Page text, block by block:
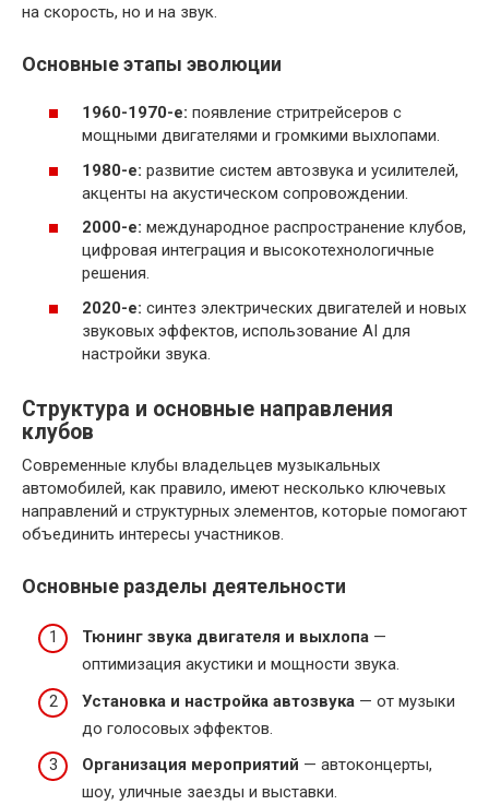
на скорость, но и на звук.
Основные этапы эволюции
1960-1970-е: появление стритрейсеров с
мощными двигателями и громкими выхлопами.
1980-е: развитие систем автозвука и усилителей,
акценты на акустическом сопровождении.
2000-е: международное распространение клубов,
цифровая интеграция и высокотехнологичные
решения.
2020-е: синтез электрических двигателей и новых
звуковых эффектов, использование AI для
настройки звука.
Структура и основные направления
клубов
Современные клубы владельцев музыкальных
автомобилей, как правило, имеют несколько ключевых
направлений и структурных элементов, которые помогают
объединить интересы участников.
Основные разделы деятельности
Тюнинг звука двигателя и выхлопа —
оптимизация акустики и мощности звука.
Установка и настройка автозвука — от музыки
до голосовых эффектов.
Организация мероприятий — автоконцерты,
шоу, уличные заезды и выставки.